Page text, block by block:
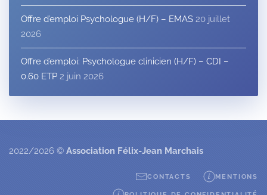
Offre d’emploi Psychologue (H/F) – EMAS 20 juillet
2026
Offre d’emploi: Psychologue clinicien (H/F) – CDI –
0.60 ETP 2 juin 2026
2022/2026 © Association Félix-Jean Marchais
CONTACTS MENTIONS